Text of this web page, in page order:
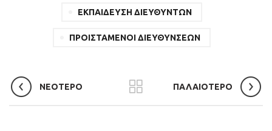
ΕΚΠΑΙΔΕΥΣΗ ΔΙΕΥΘΥΝΤΩΝ
ΠΡΟΙΣΤΑΜΕΝΟΙ ΔΙΕΥΘΥΝΣΕΩΝ
ΝΕΟΤΕΡΟ ΠΑΛΑΙΟΤΕΡΟ